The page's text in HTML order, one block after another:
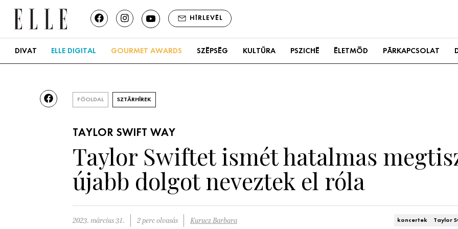
HÍRLEVÉL
DIVAT ELLE DIGITAL GOURMET AWARDS SZÉPSÉG KULTÚRA PSZICHÉ ÉLETMÓD PÁRKAPCSOLAT
FŐOLDAL SZTÁRHÍREK
TAYLOR SWIFT WAY
Taylor Swiftet ismét hatalmas
újabb dolgot neveztek el róla
2023. március 31. 2 perc olvasás Kurucz Barbara koncertek Taylor